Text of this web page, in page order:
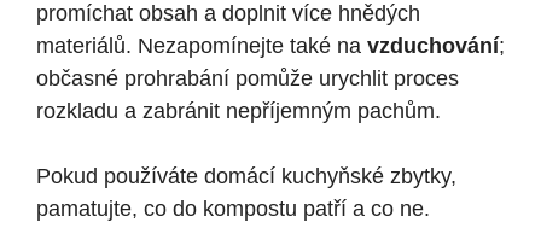
promíchat obsah a doplnit více hnědých
materiálů. Nezapomínejte také na vzduchování;
občasné prohrabání pomůže urychlit proces
rozkladu a zabránit nepříjemným pachům.
Pokud používáte domácí kuchyňské zbytky,
pamatujte, co do kompostu patří a co ne.